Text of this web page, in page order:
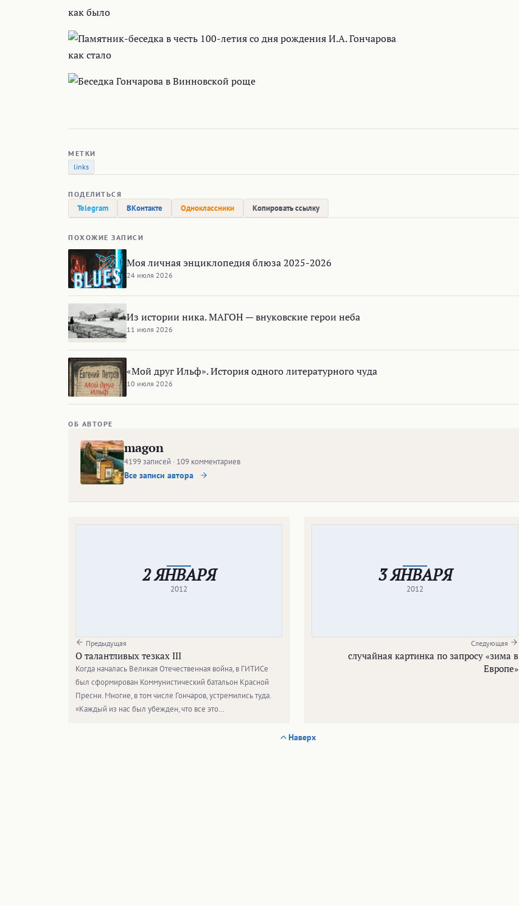
как было
как стало
МЕТКИ
links
ПОДЕЛИТЬСЯ
Telegram ВКонтакте Одноклассники Копировать ссылку
ПОХОЖИЕ ЗАПИСИ
Моя личная энциклопедия блюза 2025-2026
24 июля 2026
Из истории ника. МАГОН — внуковские герои неба
11 июля 2026
«Мой друг Ильф». История одного литературного чуда
10 июля 2026
ОБ АВТОРЕ
magon
4199 записей · 109 комментариев
Все записи автора
2 ЯНВАРЯ
2012
Предыдущая
О талантливых тезках III
Когда началась Великая Отечественная война, в ГИТИСе
был сформирован Коммунистический батальон Красной
Пресни. Многие, в том числе Гончаров, устремились туда.
«Каждый из нас был убежден, что все это…
3 ЯНВАРЯ
2012
Следующая
случайная картинка по запросу «зима в
Европе»
Наверх